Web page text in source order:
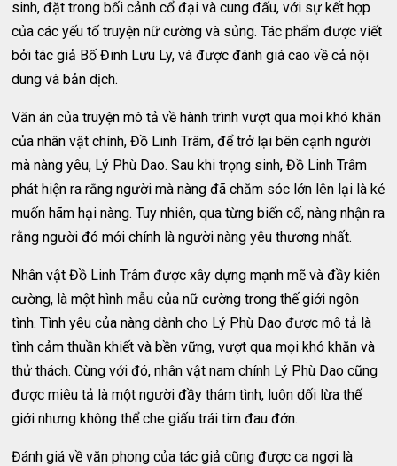
sinh, đặt trong bối cảnh cổ đại và cung đấu, với sự kết hợp
của các yếu tố truyện nữ cường và sủng. Tác phẩm được viết
bởi tác giả Bố Đinh Lưu Ly, và được đánh giá cao về cả nội
dung và bản dịch.
Văn án của truyện mô tả về hành trình vượt qua mọi khó khăn
của nhân vật chính, Đồ Linh Trâm, để trở lại bên cạnh người
mà nàng yêu, Lý Phù Dao. Sau khi trọng sinh, Đồ Linh Trâm
phát hiện ra rằng người mà nàng đã chăm sóc lớn lên lại là kẻ
muốn hãm hại nàng. Tuy nhiên, qua từng biến cố, nàng nhận ra
rằng người đó mới chính là người nàng yêu thương nhất.
Nhân vật Đồ Linh Trâm được xây dựng mạnh mẽ và đầy kiên
cường, là một hình mẫu của nữ cường trong thế giới ngôn
tình. Tình yêu của nàng dành cho Lý Phù Dao được mô tả là
tình cảm thuần khiết và bền vững, vượt qua mọi khó khăn và
thử thách. Cùng với đó, nhân vật nam chính Lý Phù Dao cũng
được miêu tả là một người đầy thâm tình, luôn dối lừa thế
giới nhưng không thể che giấu trái tim đau đớn.
Đánh giá về văn phong của tác giả cũng được ca ngợi là